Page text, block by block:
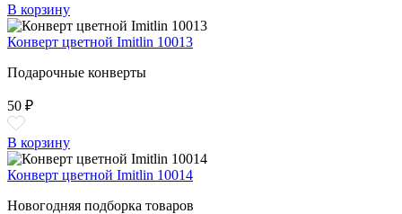
В корзину
Конверт цветной Imitlin 10013
Подарочные конверты
50 ₽
В корзину
Конверт цветной Imitlin 10014
Новогодняя подборка товаров